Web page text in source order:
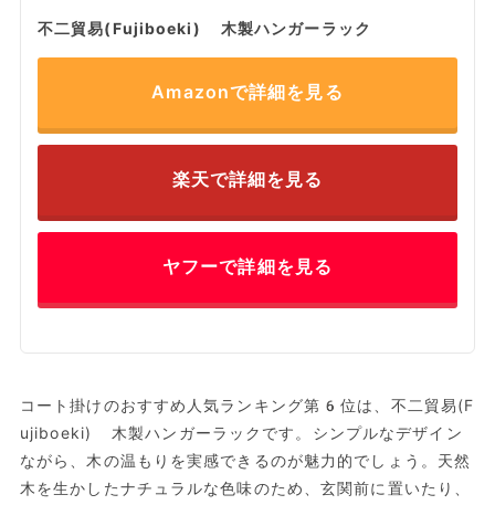
不二貿易(Fujiboeki) 木製ハンガーラック
Amazonで詳細を見る
楽天で詳細を見る
ヤフーで詳細を見る
コート掛けのおすすめ人気ランキング第6位は、不二貿易(F
ujiboeki) 木製ハンガーラックです。シンプルなデザイン
ながら、木の温もりを実感できるのが魅力的でしょう。天然
木を生かしたナチュラルな色味のため、玄関前に置いたり、